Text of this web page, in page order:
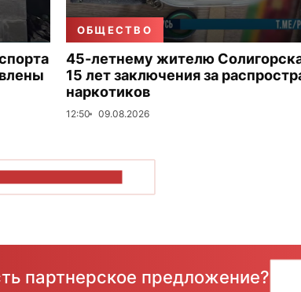
ОБЩЕСТВО
45-летнему жителю
15 лет заключения за
наркотиков
12:50 09.08.2026
партнерское предложение?